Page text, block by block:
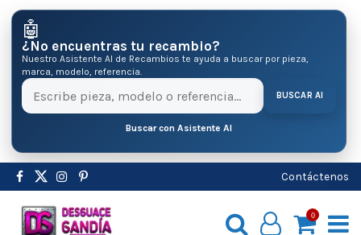
🤖
¿No encuentras tu recambio?
Nuestro Asistente AI de Recambios te ayuda a buscar por pieza,
marca, modelo, referencia.
BUSCAR AI
Buscar con Asistente AI
Contáctenos
0